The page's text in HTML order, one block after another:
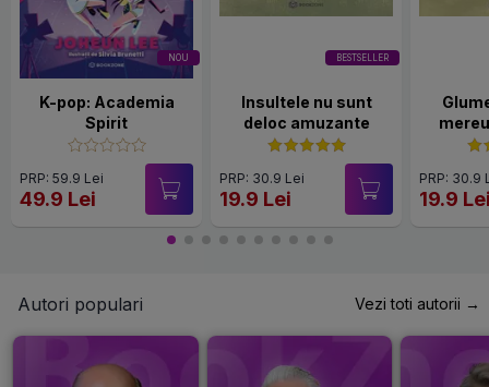
NOU
K-pop: Academia
Spirit
PRP: 59.9 Lei
49.9 Lei
BESTSELLER
Insultele nu sunt
deloc amuzante
PRP: 30.9 Lei
19.9 Lei
PRP: 30.9
19.9
Autori populari Vezi toti autorii →